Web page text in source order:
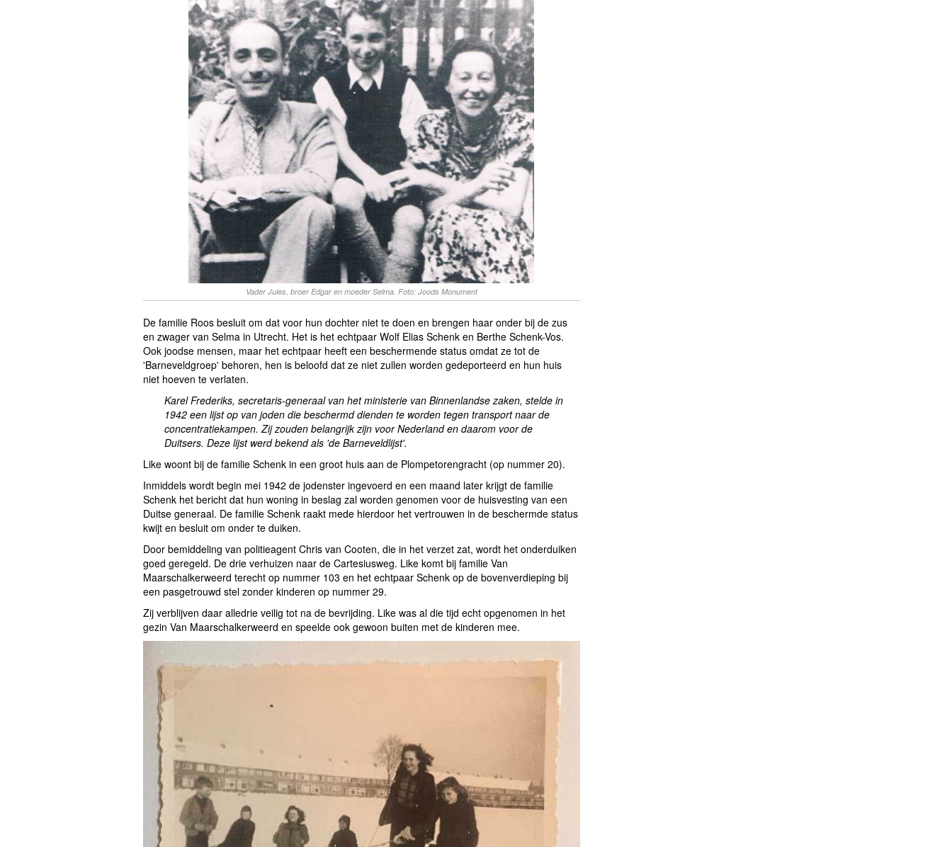
Vader Jules, broer Edgar en moeder Selma. Foto: Joods Monument
De familie Roos besluit om dat voor hun dochter niet te doen en brengen haar onder bij de zus
en zwager van Selma in Utrecht. Het is het echtpaar Wolf Elias Schenk en Berthe Schenk-Vos.
Ook joodse mensen, maar het echtpaar heeft een beschermende status omdat ze tot de
'Barneveldgroep' behoren, hen is beloofd dat ze niet zullen worden gedeporteerd en hun huis
niet hoeven te verlaten.
Karel Frederiks, secretaris-generaal van het ministerie van Binnenlandse zaken, stelde in
1942 een lijst op van joden die beschermd dienden te worden tegen transport naar de
concentratiekampen. Zij zouden belangrijk zijn voor Nederland en daarom voor de
Duitsers. Deze lijst werd bekend als 'de Barneveldlijst'.
Like woont bij de familie Schenk in een groot huis aan de Plompetorengracht (op nummer 20).
Inmiddels wordt begin mei 1942 de jodenster ingevoerd en een maand later krijgt de familie
Schenk het bericht dat hun woning in beslag zal worden genomen voor de huisvesting van een
Duitse generaal. De familie Schenk raakt mede hierdoor het vertrouwen in de beschermde status
kwijt en besluit om onder te duiken.
Door bemiddeling van politieagent Chris van Cooten, die in het verzet zat, wordt het onderduiken
goed geregeld. De drie verhuizen naar de Cartesiusweg. Like komt bij familie Van
Maarschalkerweerd terecht op nummer 103 en het echtpaar Schenk op de bovenverdieping bij
een pasgetrouwd stel zonder kinderen op nummer 29.
Zij verblijven daar alledrie veilig tot na de bevrijding. Like was al die tijd echt opgenomen in het
gezin Van Maarschalkerweerd en speelde ook gewoon buiten met de kinderen mee.